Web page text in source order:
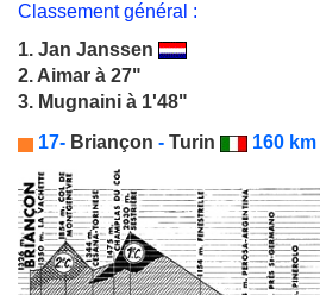
Classement général :
1. Jan Janssen
2. Aimar à 27"
3. Mugnaini à 1'48"
17- Briançon - Turin 160 km